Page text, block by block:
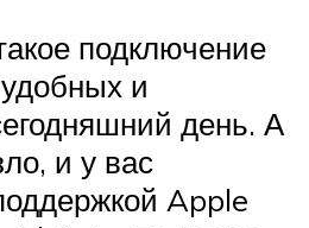
подключение
и
день. А
и у вас
Apple